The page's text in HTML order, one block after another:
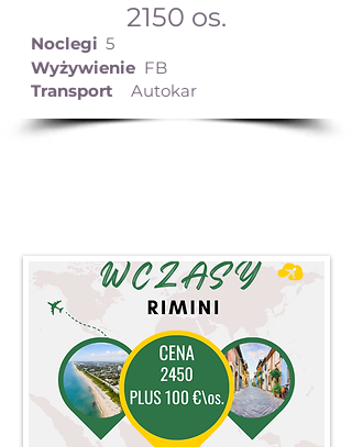
2150 os.
Noclegi 5
Wyżywienie FB
Transport
Autokar